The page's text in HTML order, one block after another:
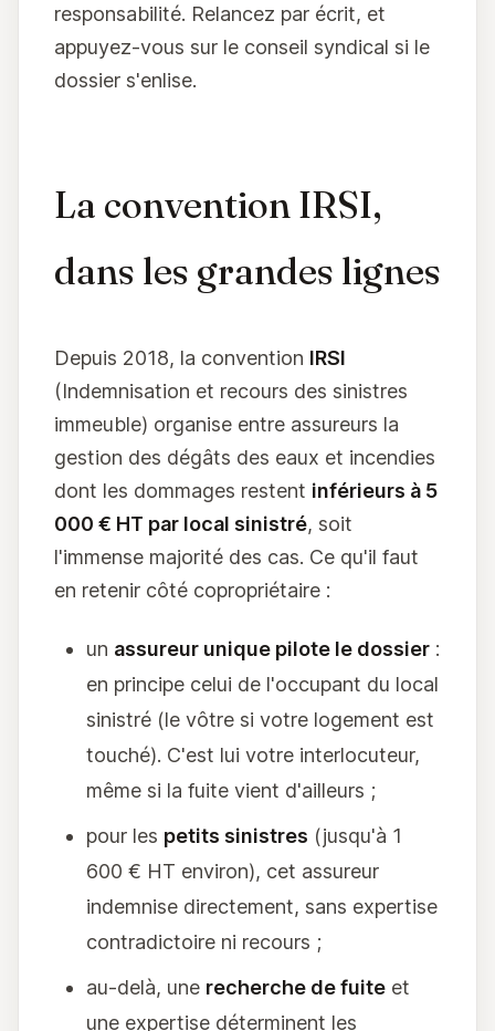
responsabilité. Relancez par écrit, et
appuyez-vous sur le conseil syndical si le
dossier s'enlise.
La convention IRSI,
dans les grandes lignes
Depuis 2018, la convention IRSI
(Indemnisation et recours des sinistres
immeuble) organise entre assureurs la
gestion des dégâts des eaux et incendies
dont les dommages restent inférieurs à 5
000 € HT par local sinistré, soit
l'immense majorité des cas. Ce qu'il faut
en retenir côté copropriétaire :
un assureur unique pilote le dossier :
en principe celui de l'occupant du local
sinistré (le vôtre si votre logement est
touché). C'est lui votre interlocuteur,
même si la fuite vient d'ailleurs ;
pour les petits sinistres (jusqu'à 1
600 € HT environ), cet assureur
indemnise directement, sans expertise
contradictoire ni recours ;
au-delà, une recherche de fuite et
une expertise déterminent les